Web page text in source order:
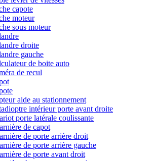
capote
moteur
sous moteur
droite
gauche
de boite auto
de recul
aide au stationnement
intérieur porte avant droite
porte latérale coulissante
de capot
de porte arrière droit
de porte arrière gauche
de porte avant droit